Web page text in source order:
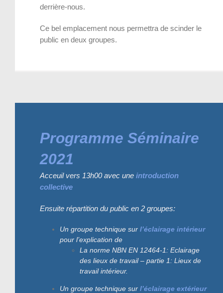
derrière-nous.
Ce bel emplacement nous permettra de scinder le
public en deux groupes.
Programme Séminaire
2021
Acceuil vers 13h00 avec une introduction
collective
Ensuite répartition du public en 2 groupes:
Un groupe technique sur l’éclairage intérieur
pour l’explication de
La norme NBN EN 12464-1: Eclairage
des lieux de travail – partie 1: Lieux de
travail intérieur.
Un groupe technique sur l’éclairage extérieur